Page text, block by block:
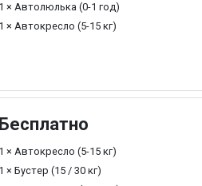
1 × Автолюлька (0-1 год)
1 × Автокресло (5-15 кг)
Бесплатно
1 × Автокресло (5-15 кг)
1 × Бустер (15 / 30 кг)